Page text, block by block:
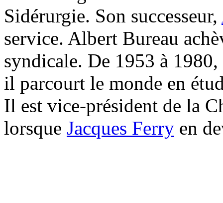
Sidérurgie. Son successeur,
service. Albert Bureau
syndicale. De 1953 à
il parcourt le monde en
Il est vice-président de la
lorsque Jacques Ferry en